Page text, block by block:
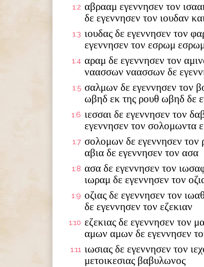
1:2 αβρααμ εγεννησεν τον
δε εγεννησεν τον ιουδαν
1:3 ιουδας δε εγεννησεν τον
εγεννησεν τον εσρωμ
1:4 αραμ δε εγεννησεν τον
ναασσων ναασσων δε
1:5 σαλμων δε εγεννησεν τον
ωβηδ εκ της ρουθ ωβηδ δε
1:6 ιεσσαι δε εγεννησεν τον
εγεννησεν τον σολομωντα
1:7 σολομων δε εγεννησεν τον
αβια δε εγεννησεν τον ασα
1:8 ασα δε εγεννησεν τον
ιωραμ δε εγεννησεν τον
1:9 οζιας δε εγεννησεν τον
δε εγεννησεν τον εζεκιαν
1:10 εζεκιας δε εγεννησεν τον
αμων αμων δε εγεννησεν
1:11 ιωσιας δε εγεννησεν τον
μετοικεσιας βαβυλωνος